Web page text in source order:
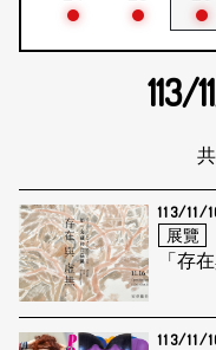
113/
113/11/
展覽
「存
113/11/